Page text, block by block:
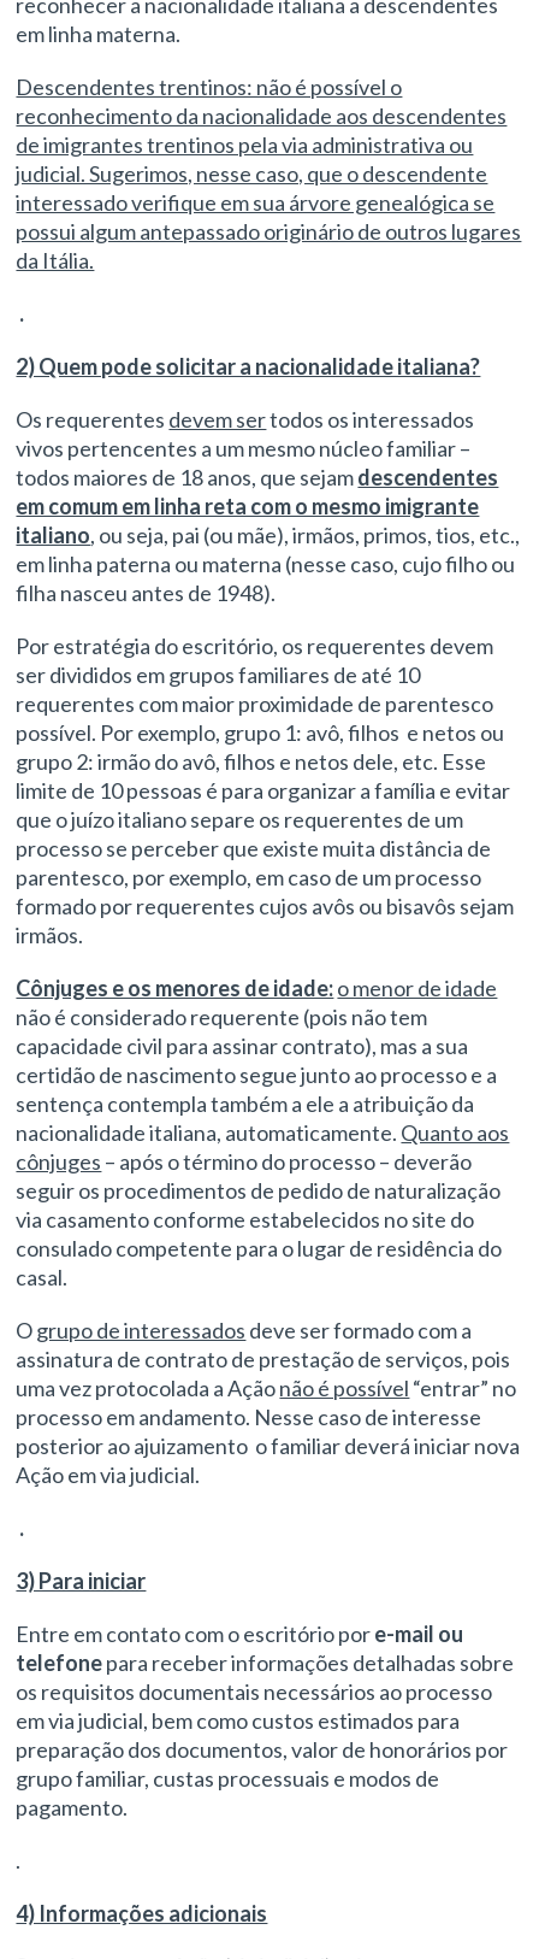
em linha materna.
Descendentes trentinos: não é possível o
reconhecimento da nacionalidade aos descendentes
de imigrantes trentinos pela via administrativa ou
judicial. Sugerimos, nesse caso, que o descendente
interessado verifique em sua árvore genealógica se
possui algum antepassado originário de outros lugares
da Itália.
.
2) Quem pode solicitar a nacionalidade italiana?
Os requerentes devem sertodos os interessados
vivos pertencentes a um mesmo núcleo familiar –
todos maiores de 18 anos, que sejamdescendentes
em comum em linha reta com o mesmo imigrante
italiano, ou seja, pai (ou mãe), irmãos, primos, tios, etc.,
em linha paterna ou materna (nesse caso, cujo filho ou
filha nasceu antes de 1948).
Por estratégia do escritório, os requerentes devem
ser divididos em grupos familiares de até 10
requerentes com maior proximidade de parentesco
possível. Por exemplo, grupo 1: avô, filhos e netos ou
grupo 2: irmão do avô, filhos e netos dele, etc. Esse
limite de 10 pessoas é para organizar a família e evitar
que o juízo italiano separe os requerentes de um
processo se perceber que existe muita distância de
parentesco, por exemplo, em caso de um processo
formado por requerentes cujos avôs ou bisavôs sejam
irmãos.
Cônjuges e os menores de idade:o menor de idade
não é considerado requerente (pois não tem
capacidade civil para assinar contrato), mas a sua
certidão de nascimento segue junto ao processo e a
sentença contempla também a ele a atribuição da
nacionalidade italiana, automaticamente. Quanto aos
cônjuges – após o término do processo – deverão
seguir os procedimentos de pedido de naturalização
via casamento conforme estabelecidos no site do
consulado competente para o lugar de residência do
casal.
Ogrupo de interessados deve ser formado com a
assinatura de contrato de prestação de serviços, pois
uma vez protocolada a Açãonão é possível “entrar” no
processo em andamento. Nesse caso de interesse
posterior ao ajuizamento o familiar deverá iniciar nova
Ação em via judicial.
.
3) Para iniciar
Entre em contato com o escritório pore-mail ou
telefonepara receber informações detalhadas sobre
os requisitos documentais necessários ao processo
em via judicial, bem como custos estimados para
preparação dos documentos, valor de honorários por
grupo familiar, custas processuais e modos de
pagamento.
.
4) Informações adicionais